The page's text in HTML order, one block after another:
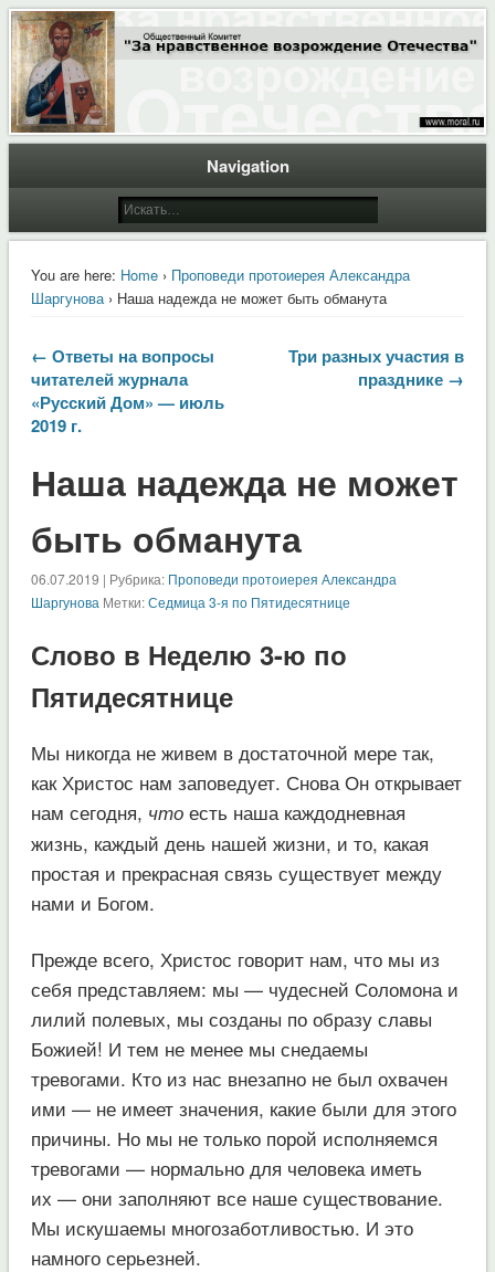
Moral.Ru
Общественный Комитет "За нравственное возрождение Отечества"
Navigation
You are here: Home› Проповеди протоиерея Александра
Шаргунова› Наша надежда не может быть обманута
← Ответы на вопросы
читателей журнала
«Русский Дом» — июль
2019 г.
Три разных участия в
празднике →
Наша надежда не может
быть обманута
06.07.2019 | Рубрика: Проповеди протоиерея Александра
Шаргунова Метки:Седмица 3-я по Пятидесятнице
Слово в Неделю 3-ю по
Пятидесятнице
Мы никогда не живем в достаточной мере так,
как Христос нам заповедует. Снова Он открывает
нам сегодня, чтоесть наша каждодневная
жизнь, каждый день нашей жизни, и то, какая
простая и прекрасная связь существует между
нами и Богом.
Прежде всего, Христос говорит нам, что мы из
себя представляем: мы — чудесней Соломона и
лилий полевых, мы созданы по образу славы
Божией! И тем не менее мы снедаемы
тревогами. Кто из нас внезапно не был охвачен
ими — не имеет значения, какие были для этого
причины. Но мы не только порой исполняемся
тревогами — нормально для человека иметь
их — они заполняют все наше существование.
Мы искушаемы многозаботливостью. И это
намного серьезней.